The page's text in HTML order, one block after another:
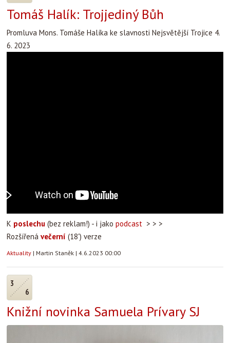
Tomáš Halík: Trojjediný Bůh
Promluva Mons. Tomáše Halíka ke slavnosti Nejsvětější Trojice 4.
6. 2023
K poslechu (bez reklam!) - i jako podcast > > >
Rozšířená večerní (18') verze
Aktuality | Martin Staněk | 4.6.2023 00:00
3
6
Knižní novinka Samuela Prívary SJ